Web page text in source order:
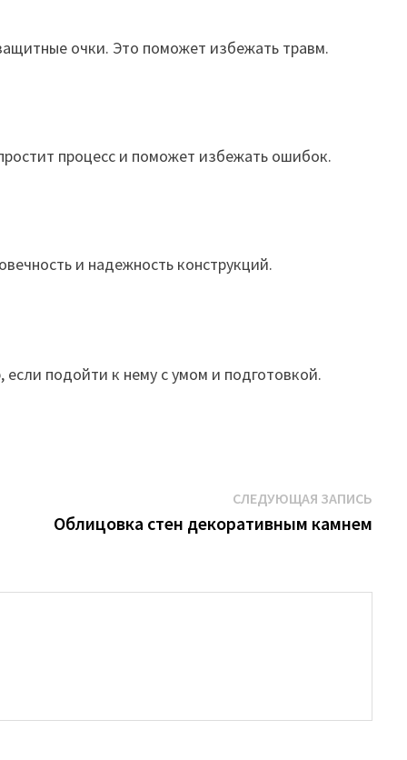
очки. Это поможет избежать травм.
процесс и поможет избежать ошибок.
и надежность конструкций.
подойти к нему с умом и подготовкой.
СЛЕДУЮЩАЯ ЗАПИСЬ
Облицовка стен декоративным камнем